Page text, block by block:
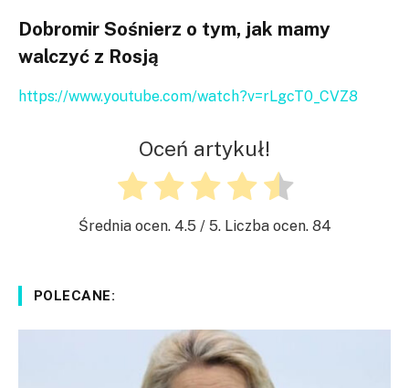
Dobromir Sośnierz o tym, jak mamy
walczyć z Rosją
https://www.youtube.com/watch?v=rLgcT0_CVZ8
Oceń artykuł!
Średnia ocen. 4.5 / 5. Liczba ocen. 84
POLECANE: